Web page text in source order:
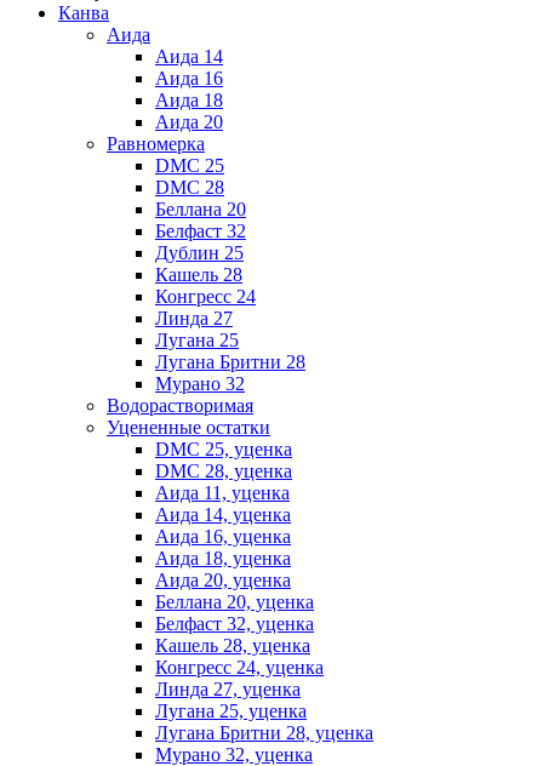
Канва
Аида
Аида 14
Аида 16
Аида 18
Аида 20
Равномерка
DMC 25
DMC 28
Беллана 20
Белфаст 32
Дублин 25
Кашель 28
Конгресс 24
Линда 27
Лугана 25
Лугана Бритни 28
Мурано 32
Водорастворимая
Уцененные остатки
DMC 25, уценка
DMC 28, уценка
Аида 11, уценка
Аида 14, уценка
Аида 16, уценка
Аида 18, уценка
Аида 20, уценка
Беллана 20, уценка
Белфаст 32, уценка
Кашель 28, уценка
Конгресс 24, уценка
Линда 27, уценка
Лугана 25, уценка
Лугана Бритни 28, уценка
Мурано 32, уценка